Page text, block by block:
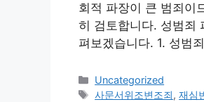
회적 파장이 큰 범죄이
히 검토합니다. 성범죄
펴보겠습니다. 1. 성범
Categories
Uncategorized
Tags
사문서위조변조죄,재심